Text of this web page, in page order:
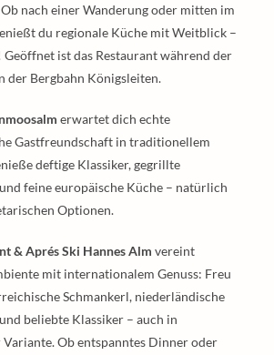
nach einer Wanderung oder mitten im
du regionale Küche mit Weitblick –
ist das Restaurant während der
der Bergbahn Königsleiten.
erwartet dich echte
Gastfreundschaft in traditionellem
deftige Klassiker, gegrillte
feine europäische Küche – natürlich
Optionen.
& Aprés Ski Hannes Alm vereint
mit internationalem Genuss: Freu
Schmankerl, niederländische
beliebte Klassiker – auch in
Ob entspanntes Dinner oder